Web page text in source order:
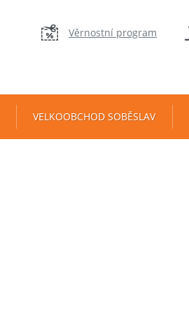
Věrnostní program
VELKOOBCHOD SOBĚSLAV